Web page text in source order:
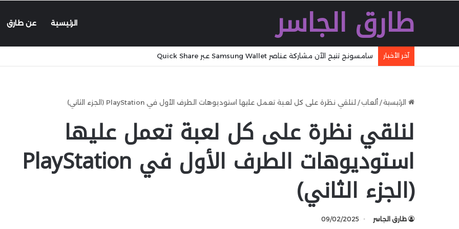
طارق الجاسر الرئيسية عن طارق
آخر الأخبار جوجل تلمّح إلى Pixel Watch الجديدة بسخرية من تصاميم المنافسين
الرئيسية/ ألعاب/ لنلقي نظرة على كل لعبة تعمل عليها استوديوهات الطرف الأول في PlayStation (الجزء الثاني)
لنلقي نظرة على كل لعبة تعمل عليها
استوديوهات الطرف الأول في PlayStation
(الجزء الثاني)
طارق الجاسر 09/02/2025